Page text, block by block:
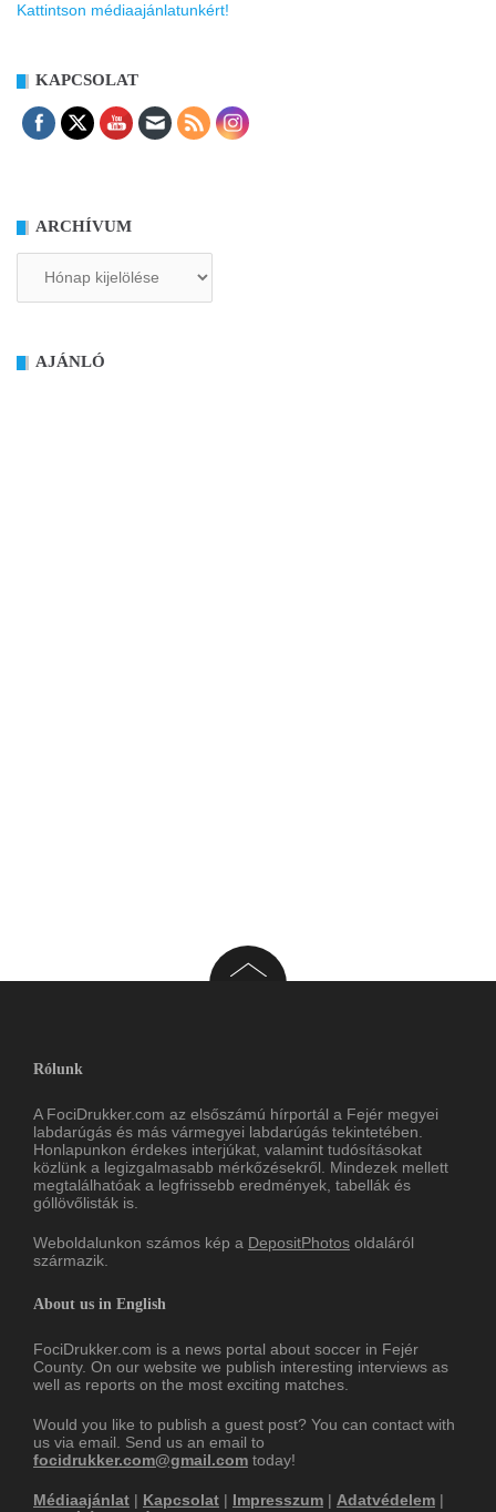
Kattintson médiaajánlatunkért!
KAPCSOLAT
ARCHÍVUM
AJÁNLÓ
Rólunk
A FociDrukker.com az elsőszámú hírportál a Fejér megyei
labdarúgás és más vármegyei labdarúgás tekintetében.
Honlapunkon érdekes interjúkat, valamint tudósításokat
közlünk a legizgalmasabb mérkőzésekről. Mindezek mellett
megtalálhatóak a legfrissebb eredmények, tabellák és
góllövőlisták is.
Weboldalunkon számos kép a DepositPhotos oldaláról
származik.
About us in English
FociDrukker.com is a news portal about soccer in Fejér
County. On our website we publish interesting interviews as
well as reports on the most exciting matches.
Would you like to publish a guest post? You can contact with
us via email. Send us an email to
focidrukker.com@gmail.com today!
Médiaajánlat | Kapcsolat | Impresszum | Adatvédelem |